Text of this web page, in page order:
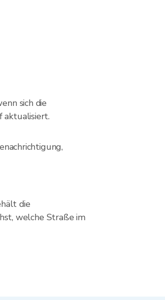
sich die
aktualisiert.
die
welche Straße im